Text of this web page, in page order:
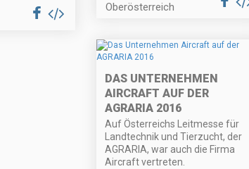
Oberösterreich
DAS UNTERNEHMEN
AIRCRAFT AUF DER
AGRARIA 2016
Auf Österreichs Leitmesse für
Landtechnik und Tierzucht, der
AGRARIA, war auch die Firma
Aircraft vertreten.